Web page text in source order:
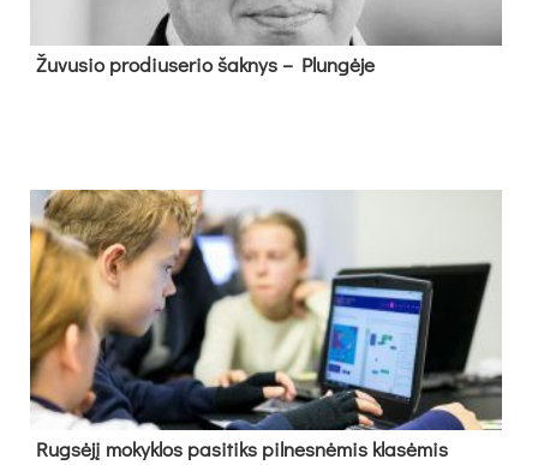
Žu­vu­sio pro­diu­se­rio šak­nys – Plun­gė­je
Rug­sė­jį mo­kyk­los pa­si­tiks pil­nes­nė­mis kla­sė­mis